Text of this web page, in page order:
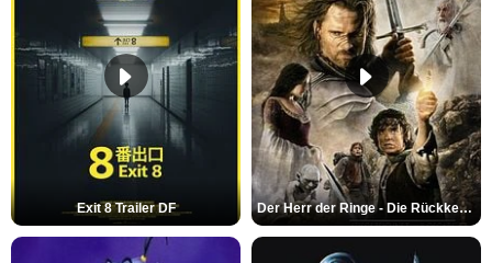
Exit 8 Trailer DF Der Herr der Ringe - Die Rückkehr des Königs Trailer OV